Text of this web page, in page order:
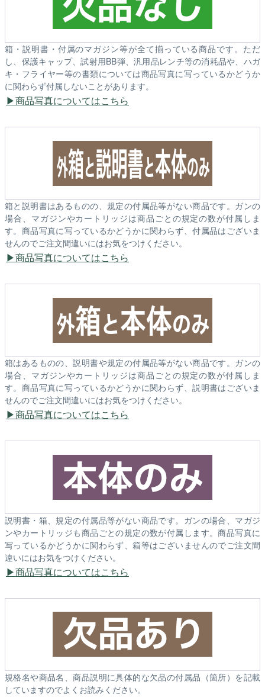
箱・説明書・付属のマガジン等が全て揃っている商品です。ただ
し、保護キャップ、試射用BB弾、汎用品レンチ等の消耗品や、ハガ
キ・フライヤー等の書類については商品写真に写っているかどうか
に関わらず付属しないことがあります。
商品写真についてはこちら
箱と説明書はあるものの、規定の付属品等がない商品です。ガンの
場合、マガジンやカートリッジは商品ごとの規定の数が付属しま
す。商品写真に写っているかどうかに関わらず、付属品はございま
せんのでご注文間違いにはお気をつけください。
商品写真についてはこちら
箱はあるものの、説明書や規定の付属品等がない商品です。ガンの
場合、マガジンやカートリッジは商品ごとの規定の数が付属しま
す。商品写真に写っているかどうかに関わらず、説明書はございま
せんのでご注文間違いにはお気をつけください。
商品写真についてはこちら
説明書・箱、規定の付属品等がない商品です。ガンの場合、マガジ
ンやカートリッジも商品ごとの規定の数が付属します。商品写真に
写っているかどうかに関わらず、箱等はございませんのでご注文間
違いにはお気をつけください。
商品写真についてはこちら
規格名や商品名、商品説明に具体的な欠品の付属品（箇所）を記載
していますのでよくお読みください。